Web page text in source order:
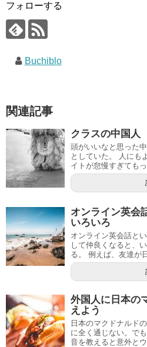
フォローする
Buchiblo
関連記事
クラスの中国人
頭がいいなと思った
としていた。 人にも
イトが怠慢すぎても
オンライン英会
いろいろ
オンライン英会話と
して仲良くなると、
る。 例えば、友達が
外国人に日本の
えよう
日本のマクドナルド
に全く通じない。で
音を教えると意外と